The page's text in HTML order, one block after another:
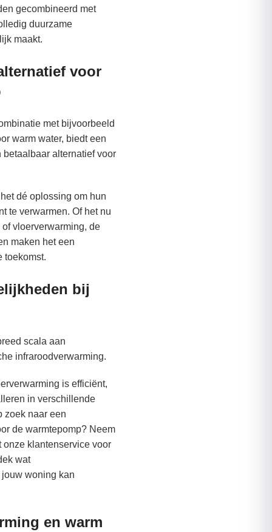
gecombineerd met
duurzame
maakt.
voor
met bijvoorbeeld
warm water, biedt een
alternatief voor
dé oplossing om hun
te verwarmen. Of het nu
vloerverwarming, de
maken het een
toekomst.
bij
scala aan
infraroodverwarming.
is efficiënt,
in verschillende
zoek naar een
de warmtepomp? Neem
klantenservice voor
wat
woning kan
en warm